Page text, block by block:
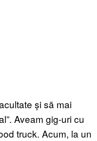
și să mai
Aveam gig-uri cu
truck. Acum, la un